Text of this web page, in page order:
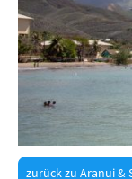
zurück zu Aranui &